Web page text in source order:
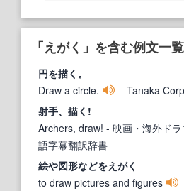
「えがく」を含む例文一
円を描く。
Draw a circle.
- Tanaka
射手、描く!
Archers, draw! - 映画・海外ド
語字幕翻訳辞書
絵や図形などをえがく
to draw pictures and figures